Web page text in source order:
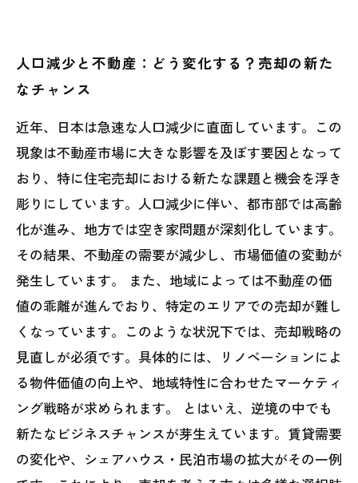
人口減少と不動産：どう変化する？売却の新た
なチャンス
近年、日本は急速な人口減少に直面しています。この
現象は不動産市場に大きな影響を及ぼす要因となって
おり、特に住宅売却における新たな課題と機会を浮き
彫りにしています。人口減少に伴い、都市部では高齢
化が進み、地方では空き家問題が深刻化しています。
その結果、不動産の需要が減少し、市場価値の変動が
発生しています。 また、地域によっては不動産の価
値の乖離が進んでおり、特定のエリアでの売却が難し
くなっています。このような状況下では、売却戦略の
見直しが必須です。具体的には、リノベーションによ
る物件価値の向上や、地域特性に合わせたマーケティ
ング戦略が求められます。 とはいえ、逆境の中でも
新たなビジネスチャンスが芽生えています。賃貸需要
の変化や、シェアハウス・民泊市場の拡大がその一例